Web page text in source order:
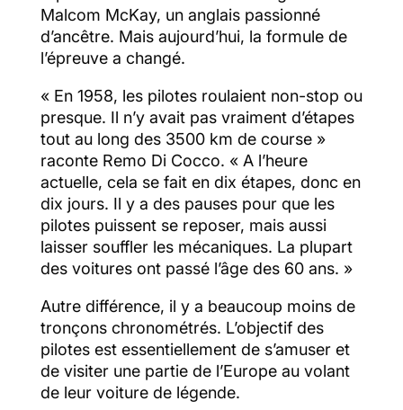
Malcom McKay, un anglais passionné
d’ancêtre. Mais aujourd’hui, la formule de
l’épreuve a changé.
« En 1958, les pilotes roulaient non-stop ou
presque. Il n’y avait pas vraiment d’étapes
tout au long des 3500 km de course »
raconte Remo Di Cocco. « A l’heure
actuelle, cela se fait en dix étapes, donc en
dix jours. Il y a des pauses pour que les
pilotes puissent se reposer, mais aussi
laisser souffler les mécaniques. La plupart
des voitures ont passé l’âge des 60 ans. »
Autre différence, il y a beaucoup moins de
tronçons chronométrés. L’objectif des
pilotes est essentiellement de s’amuser et
de visiter une partie de l’Europe au volant
de leur voiture de légende.